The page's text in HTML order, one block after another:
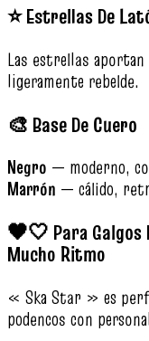
⭐ Estrellas De
Las estrellas
ligeramente rebelde.
🎨 Base De Cuero
Negro — moderno,
Marrón — cálido,
🖤🤍 Para Galgos
Mucho Ritmo
« Ska Star » es
podencos con